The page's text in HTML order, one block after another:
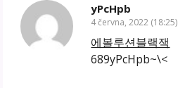
yPcHpb
4 června, 2022 (18:25)
에볼루션블랙잭
689yPcHpb~\<